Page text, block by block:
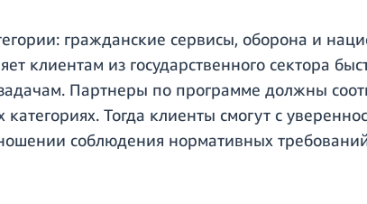
гражданские сервисы, оборона и
клиентам из государственного сектора
Партнеры по программе должны
Тогда клиенты смогут с
соблюдения нормативных